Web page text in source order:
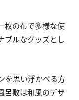
枚の布で多様な使
ブルなグッズとし
を思い浮かべる方
呂敷は和風のデザ